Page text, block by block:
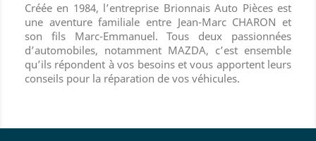
Créée en 1984, l’entreprise Brionnais Auto Pièces est
une aventure familiale entre Jean-Marc CHARON et
son fils Marc-Emmanuel. Tous deux passionnées
d’automobiles, notamment MAZDA, c’est ensemble
qu’ils répondent à vos besoins et vous apportent leurs
conseils pour la réparation de vos véhicules.